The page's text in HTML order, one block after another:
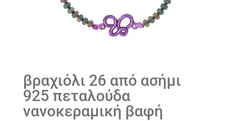
βραχιόλι 26 από ασήμι
925 πεταλούδα
νανοκεραμική βαφή